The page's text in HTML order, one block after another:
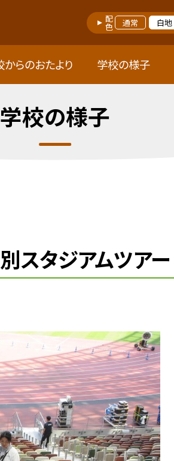
配色 通常 白地
からのおたより 学校の様子
学校の様子
スタジアムツアー